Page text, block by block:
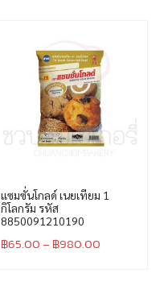
แซมซั่นโกลด์ เนยเทียม 1
กิโลกรัม รหัส
8850091210190
฿65.00– ฿980.00